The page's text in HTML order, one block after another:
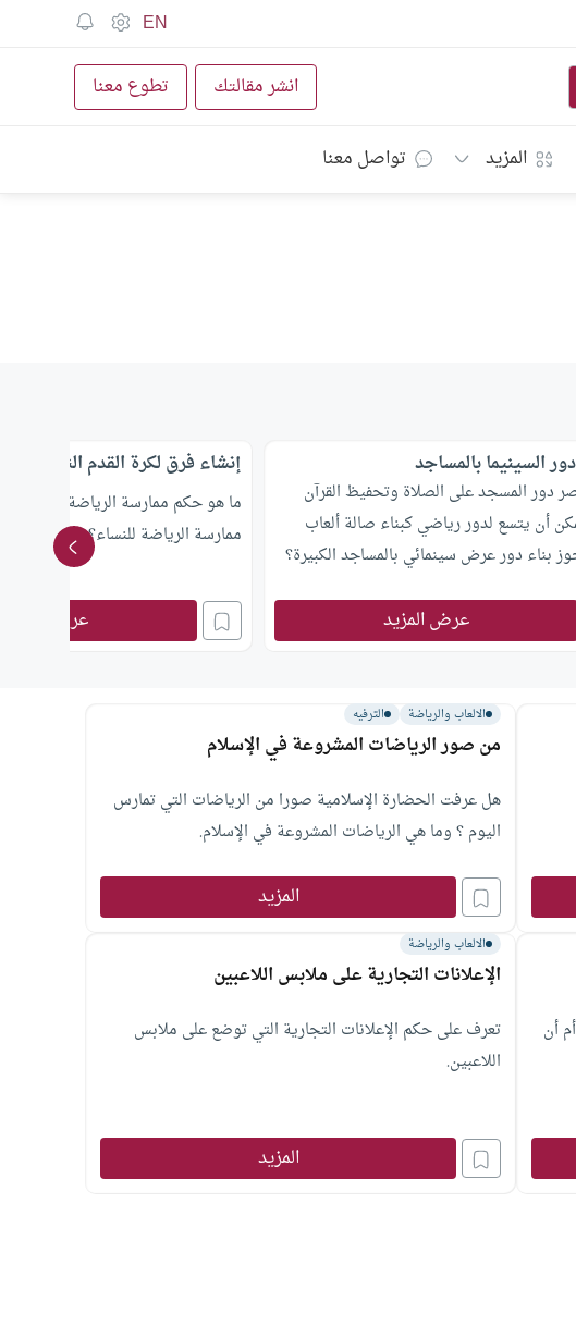
EN
انشر مقالتك تطوع معنا
المزيد تواصل معنا
السينيما بالمساجد
دور المسجد على الصلاة وتحفيظ القرآن
أن يتسع لدور رياضي كبناء صالة ألعاب
بناء دور عرض سينمائي بالمساجد الكبيرة؟
عرض المزيد
إنشاء فرق لكرة القدم النسائية
ما هو حكم ممارسة الرياضة
ممارسة الرياضة للنساء؟
عرض المزيد
الالعاب والرياضة الترفيه
من صور الرياضات المشروعة في الإسلام
هل عرفت الحضارة الإسلامية صورا من الرياضات التي تمارس
اليوم ؟ وما هي الرياضات المشروعة في الإسلام.
المزيد
أن
الالعاب والرياضة
الإعلانات التجارية على ملابس اللاعبين
تعرف على حكم الإعلانات التجارية التي توضع على ملابس
اللاعبين.
المزيد